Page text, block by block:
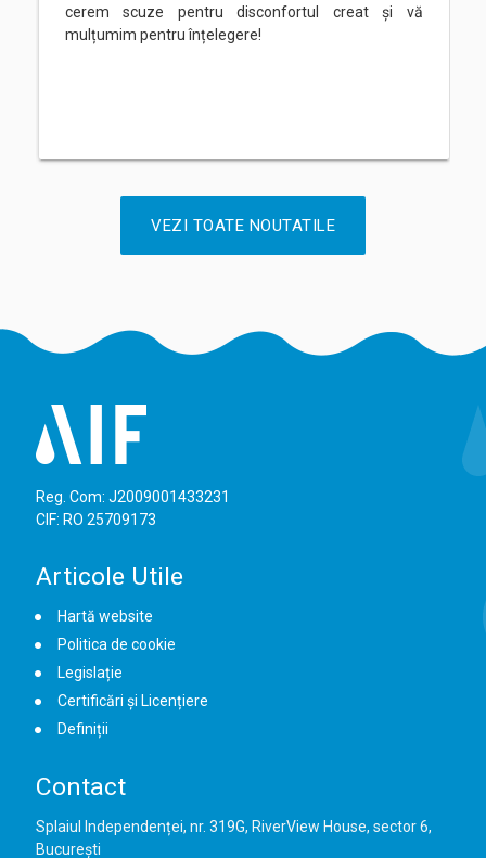
cerem scuze pentru disconfortul creat și vă
mulțumim pentru înțelegere!
VEZI TOATE NOUTATILE
Reg. Com: J2009001433231
CIF: RO 25709173
Articole Utile
Hartă website
Politica de cookie
Legislație
Certificări și Licențiere
Definiții
Contact
Splaiul Independenței, nr. 319G, RiverView House, sector 6,
București